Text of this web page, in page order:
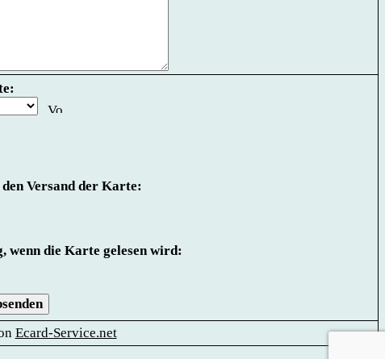
Versand der Karte:
wenn die Karte gelesen wird:
Ecard-Service.net